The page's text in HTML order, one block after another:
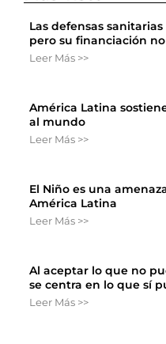
Las defensas
pero su financiación no
Leer Más >>
América Latina
al mundo
Leer Más >>
El Niño es una
América Latina
Leer Más >>
Al aceptar lo que no
se centra en lo que sí
Leer Más >>